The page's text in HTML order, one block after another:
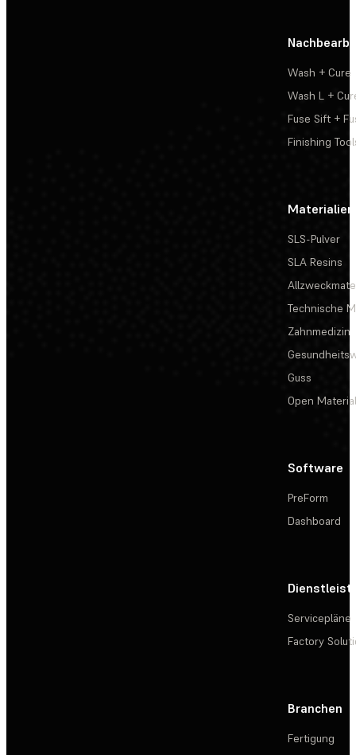
Wash + Cure
Wash L +
Fuse Sift +
Finishing
Materialien
SLS-Pulver
SLA Resins
Technische
Zahnmedizin
Guss
Open
Software
PreForm
Dashboard
Servicepläne
Factory
Branchen
Fertigung